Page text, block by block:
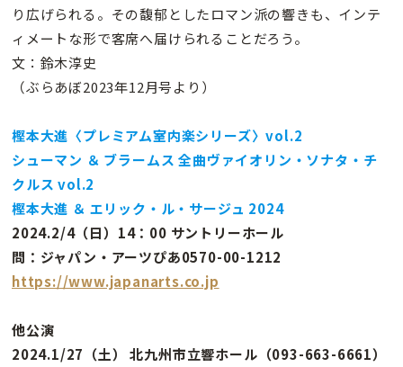
り広げられる。その馥郁としたロマン派の響きも、インテ
ィメートな形で客席へ届けられることだろう。
文：鈴木淳史
（ぶらあぼ2023年12月号より）
樫本大進〈プレミアム室内楽シリーズ〉vol.2
シューマン ＆ ブラームス 全曲ヴァイオリン・ソナタ・チ
クルス vol.2
樫本大進 ＆ エリック・ル・サージュ 2024
2024.2/4（日）14：00 サントリーホール
問：ジャパン・アーツぴあ0570-00-1212
https://www.japanarts.co.jp
他公演
2024.1/27（土） 北九州市立響ホール（093-663-6661）